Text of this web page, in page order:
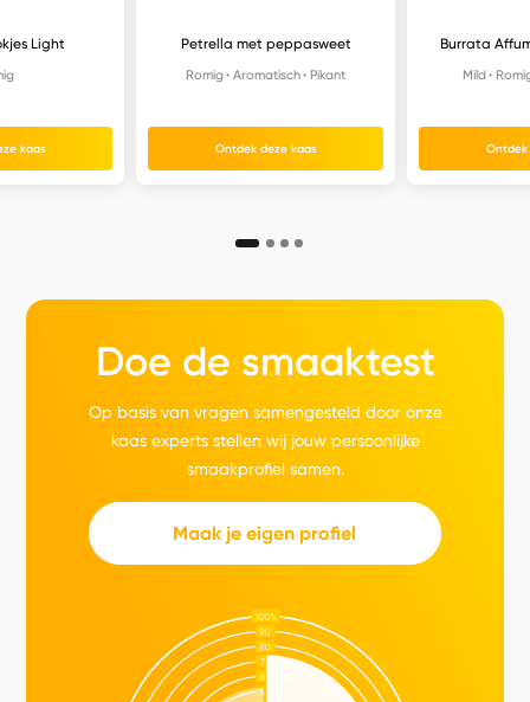
Light
kaas
Petrella met peppasweet
Romig Aromatisch Pikant
Ontdek deze kaas
Burrata
Mild
Ontdek
Doe de smaaktest
Op basis van vragen samengesteld door onze
kaas experts stellen wij jouw persoonlijke
smaakprofiel samen.
Maak je eigen profiel